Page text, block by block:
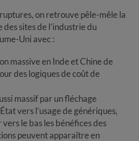
on retrouve pêle-mêle la
sites de l’industrie du
Uni avec :
massive en Inde et Chine de
des logiques de coût de
massif par un fléchage
vers l’usage de génériques,
le bas les bénéfices des
peuvent apparaître en